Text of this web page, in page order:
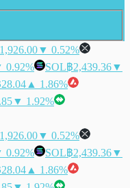
▼ 0.52%
0.92% SOL฿2,439.36▼
▲ 1.86%
▼ 1.92%
▼ 0.52%
0.92% SOL฿2,439.36▼
▲ 1.86%